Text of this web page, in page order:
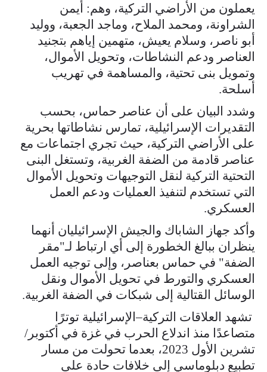
يعملون من الأراضي التركية، وهم: أيمن
الشراونة، ومحمد الملاح، وماجد الجعبة، ووليد
أبو ناصر، وسلام يعيش، متهمين إياهم بتجنيد
العناصر ودعم النشاطات، وتحويل الأموال،
وتمويل بنى تحتية، والمساهمة في تهريب
أسلحة.
وشدد البيان على أن عناصر حماس، بحسب
التقديرات الإسرائيلية، تمارس نشاطاتها بحرية
على الأراضي التركية، حيث تجري اجتماعات مع
عناصر قادمة من الضفة الغربية، وتستغل البنى
التحتية التركية لنقل التوجيهات وتحويل الأموال
التي تستخدم لتنفيذ العمليات ودعم العمل
العسكري.
وأكد جهاز الشاباك والجيش الإسرائيليان أنهما
ينظران ببالغ الخطورة إلى أي ارتباط لـ"مقر
الضفة" في حماس بعناصر، وإلى توجيه العمل
العسكري والتورط في تحويل الأموال ونقل
الوسائل القتالية إلى شبكات في الضفة الغربية.
تشهد العلاقات التركية–الإسرائيلية توترًا
متصاعدًا منذ اندلاع الحرب في غزة في أكتوبر/
تشرين الأول 2023، بعدما تحولت من مسار
تطبيع دبلوماسي إلى خلافات حادة على